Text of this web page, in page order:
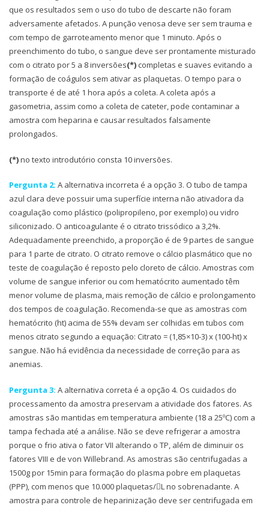
que os resultados sem o uso do tubo de descarte não foram
adversamente afetados. A punção venosa deve ser sem trauma e
com tempo de garroteamento menor que 1 minuto. Após o
preenchimento do tubo, o sangue deve ser prontamente misturado
com o citrato por 5 a 8 inversões(*) completas e suaves evitando a
formação de coágulos sem ativar as plaquetas. O tempo para o
transporte é de até 1 hora após a coleta. A coleta após a
gasometria, assim como a coleta de cateter, pode contaminar a
amostra com heparina e causar resultados falsamente
prolongados.
(*)no texto introdutório consta 10 inversões.
Pergunta 2: A alternativa incorreta é a opção 3. O tubo de tampa
azul clara deve possuir uma superfície interna não ativadora da
coagulação como plástico (polipropileno, por exemplo) ou vidro
siliconizado. O anticoagulante é o citrato trissódico a 3,2%.
Adequadamente preenchido, a proporção é de 9 partes de sangue
para 1 parte de citrato. O citrato remove o cálcio plasmático que no
teste de coagulação é reposto pelo cloreto de cálcio. Amostras com
volume de sangue inferior ou com hematócrito aumentado têm
menor volume de plasma, mais remoção de cálcio e prolongamento
dos tempos de coagulação. Recomenda-se que as amostras com
hematócrito (ht) acima de 55% devam ser colhidas em tubos com
menos citrato segundo a equação: Citrato = (1,85×10-3) x (100-ht) x
sangue. Não há evidência da necessidade de correção para as
anemias.
Pergunta 3: A alternativa correta é a opção 4. Os cuidados do
processamento da amostra preservam a atividade dos fatores. As
amostras são mantidas em temperatura ambiente (18 a 25ºC) com a
tampa fechada até a análise. Não se deve refrigerar a amostra
porque o frio ativa o fator VII alterando o TP, além de diminuir os
fatores VIII e de von Willebrand. As amostras são centrifugadas a
1500g por 15min para formação do plasma pobre em plaquetas
(PPP), com menos que 10.000 plaquetas/L no sobrenadante. A
amostra para controle de heparinização deve ser centrifugada em